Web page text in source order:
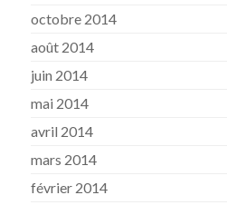
octobre 2014
août 2014
juin 2014
mai 2014
avril 2014
mars 2014
février 2014